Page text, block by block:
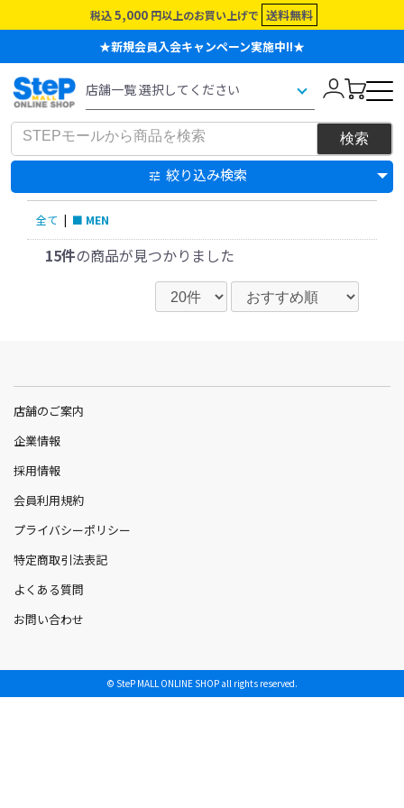
税込 5,000 円以上のお買い上げで 送料無料
★新規会員入会キャンペーン実施中!!★
絞り込み検索
全て | ■ MEN
15件の商品が見つかりました
店舗のご案内
企業情報
採用情報
会員利用規約
プライバシーポリシー
特定商取引法表記
よくある質問
お問い合わせ
© SteP MALL ONLINE SHOP all rights reserved.